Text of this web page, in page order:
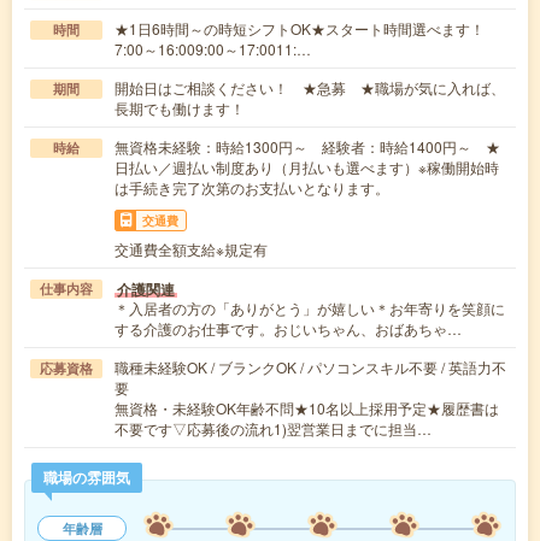
時間
★1日6時間～の時短シフトOK★スタート時間選べます！
7:00～16:009:00～17:0011:…
期間
開始日はご相談ください！ ★急募 ★職場が気に入れば、
長期でも働けます！
時給
無資格未経験：時給1300円～ 経験者：時給1400円～ ★
日払い／週払い制度あり（月払いも選べます）※稼働開始時
は手続き完了次第のお支払いとなります。
交通費
交通費全額支給※規定有
仕事内容 介護関連
＊入居者の方の「ありがとう」が嬉しい＊お年寄りを笑顔に
する介護のお仕事です。おじいちゃん、おばあちゃ…
応募資格
職種未経験OK / ブランクOK / パソコンスキル不要 / 英語力不
要
無資格・未経験OK年齢不問★10名以上採用予定★履歴書は
不要です▽応募後の流れ1)翌営業日までに担当…
職場の雰囲気
年齢層